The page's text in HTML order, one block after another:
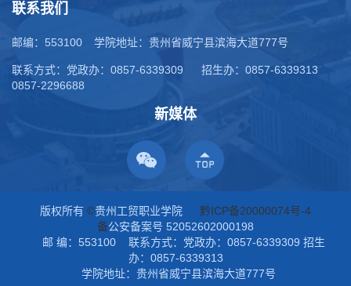
联系我们
邮编：553100 学院地址：贵州省威宁县滨海大道777号
联系方式：党政办：0857-6339309
招生办：0857-6339313
0857-2296688
新媒体
版权所有 ©贵州工贸职业学院
黔ICP备20000074号-4
备公安备案号 52052602000198
邮 编：553100 联系方式：党政办：0857-6339309 招生
办：0857-6339313
学院地址：贵州省威宁县滨海大道777号